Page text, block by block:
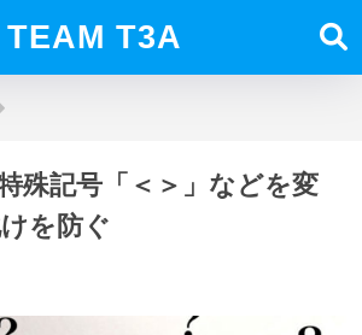
TEAM T3A
殊記号「＜＞」などを変
を防ぐ